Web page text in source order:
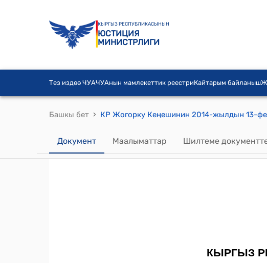
КЫРГЫЗ РЕСПУБЛИКАСЫНЫН
ЮСТИЦИЯ
МИНИСТРЛИГИ
Тез издөө ЧУАЧУАнын мамлекеттик реестриКайтарым байланыш
Башкы бет ›
Документ Маалыматтар Шилтеме